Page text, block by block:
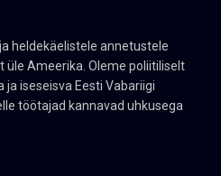
heldekäelistele annetustele
Ameerika. Oleme poliitiliselt
iseseisva Eesti Vabariigi
töötajad kannavad uhkusega